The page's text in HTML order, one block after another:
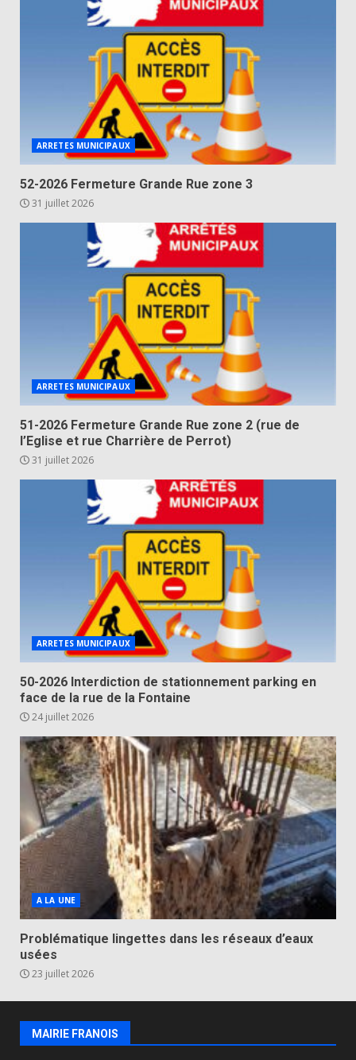
ARRETES MUNICIPAUX
52-2026 Fermeture Grande Rue zone 3
31 juillet 2026
ARRETES MUNICIPAUX
51-2026 Fermeture Grande Rue zone 2 (rue de
l’Eglise et rue Charrière de Perrot)
31 juillet 2026
ARRETES MUNICIPAUX
50-2026 Interdiction de stationnement parking en
face de la rue de la Fontaine
24 juillet 2026
A LA UNE
Problématique lingettes dans les réseaux d’eaux
usées
23 juillet 2026
MAIRIE FRANOIS